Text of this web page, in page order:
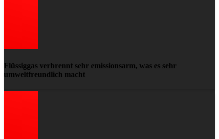
Flüssiggas verbrennt sehr emissionsarm, was es sehr
umweltfreundlich macht